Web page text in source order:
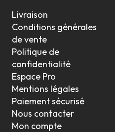
Livraison
Conditions générales
de vente
Politique de
confidentialité
Espace Pro
Mentions légales
Paiement sécurisé
Nous contacter
Mon compte